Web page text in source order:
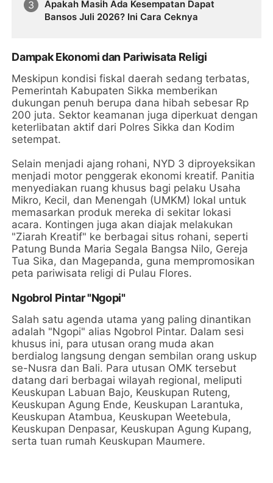
Apakah Masih Ada Kesempatan Dapat
Bansos Juli 2026? Ini Cara Ceknya
Dampak Ekonomi dan Pariwisata Religi
Meskipun kondisi fiskal daerah sedang terbatas,
Pemerintah Kabupaten Sikka memberikan
dukungan penuh berupa dana hibah sebesar Rp
200 juta. Sektor keamanan juga diperkuat dengan
keterlibatan aktif dari Polres Sikka dan Kodim
setempat.
Selain menjadi ajang rohani, NYD 3 diproyeksikan
menjadi motor penggerak ekonomi kreatif. Panitia
menyediakan ruang khusus bagi pelaku Usaha
Mikro, Kecil, dan Menengah (UMKM) lokal untuk
memasarkan produk mereka di sekitar lokasi
acara. Kontingen juga akan diajak melakukan
"Ziarah Kreatif" ke berbagai situs rohani, seperti
Patung Bunda Maria Segala Bangsa Nilo, Gereja
Tua Sika, dan Magepanda, guna mempromosikan
peta pariwisata religi di Pulau Flores.
Ngobrol Pintar "Ngopi"
Salah satu agenda utama yang paling dinantikan
adalah "Ngopi" alias Ngobrol Pintar. Dalam sesi
khusus ini, para utusan orang muda akan
berdialog langsung dengan sembilan orang uskup
se-Nusra dan Bali. Para utusan OMK tersebut
datang dari berbagai wilayah regional, meliputi
Keuskupan Labuan Bajo, Keuskupan Ruteng,
Keuskupan Agung Ende, Keuskupan Larantuka,
Keuskupan Atambua, Keuskupan Weetebula,
Keuskupan Denpasar, Keuskupan Agung Kupang,
serta tuan rumah Keuskupan Maumere.